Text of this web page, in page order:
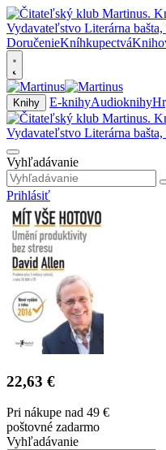
DoručenieKníhkupectvá
Knihy E-knihyAudioknihy
Vyhľadávanie
Prihlásiť
22,63 €
Pri nákupe nad 49 €
poštovné zadarmo
Vyhľadávanie